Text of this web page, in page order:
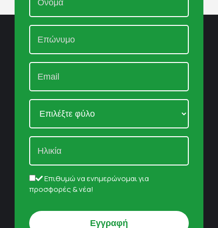
Επιθυμώ να ενημερώνομαι για
προσφορές & νέα!